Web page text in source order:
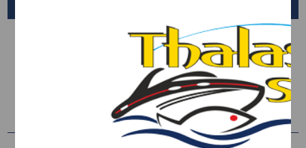
ΚΑΛΑΜΙΑ ΨΑΡΕΜΑΤΟΣ Kabura & Tai Rubber /
DAIWA